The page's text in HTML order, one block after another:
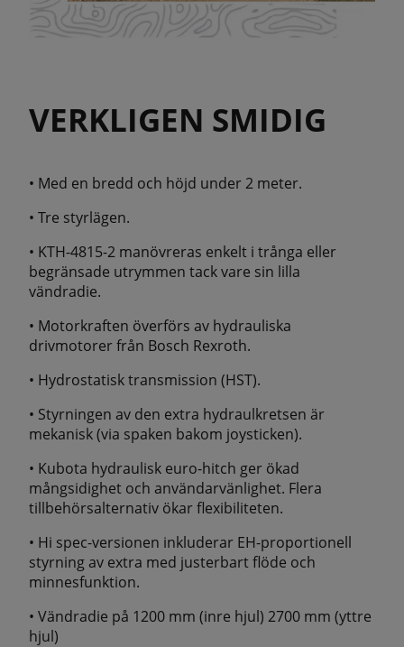
VERKLIGEN SMIDIG
• Med en bredd och höjd under 2 meter.
• Tre styrlägen.
• KTH-4815-2 manövreras enkelt i trånga eller
begränsade utrymmen tack vare sin lilla
vändradie.
• Motorkraften överförs av hydrauliska
drivmotorer från Bosch Rexroth.
• Hydrostatisk transmission (HST).
• Styrningen av den extra hydraulkretsen är
mekanisk (via spaken bakom joysticken).
• Kubota hydraulisk euro-hitch ger ökad
mångsidighet och användarvänlighet. Flera
tillbehörsalternativ ökar flexibiliteten.
• Hi spec-versionen inkluderar EH-proportionell
styrning av extra med justerbart flöde och
minnesfunktion.
• Vändradie på 1200 mm (inre hjul) 2700 mm (yttre
hjul)